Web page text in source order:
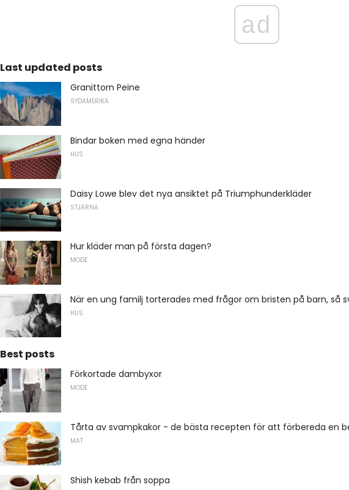
ad
Last updated posts
Granittorn Peine
SYDAMERIKA
Bindar boken med egna händer
HUS
Daisy Lowe blev det nya ansiktet på Triumphunderkläder
STJÄRNA
Hur kläder man på första dagen?
MODE
När en ung familj torterades med frågor om bristen på barn, så
HUS
Best posts
Förkortade dambyxor
MODE
Tårta av svampkakor - de bästa recepten för att förbereda en
MAT
Shish kebab från soppa